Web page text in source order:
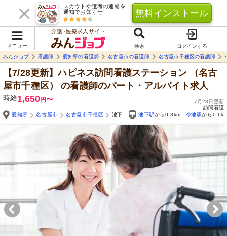
スカウトや選考の連絡を
通知でお知らせ
無料インストール
メニュー
介護･医療求人サイト
検索
ログインする
みんジョブ
看護師 愛知県の看護師 名古屋市の看護師 名古屋市千種区の看護師
【7/28更新】ハピネス訪問看護ステーション （名古
屋市千種区）
の看護師のパート・アルバイト求人
時給1,650円〜
7月28日更新
訪問看護
愛知県
名古屋市 名古屋市千種区 池下 池下駅から0.3km 今池駅から